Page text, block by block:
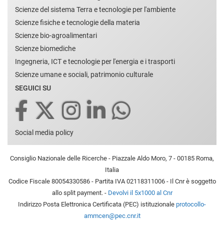
Scienze del sistema Terra e tecnologie per l'ambiente
Scienze fisiche e tecnologie della materia
Scienze bio-agroalimentari
Scienze biomediche
Ingegneria, ICT e tecnologie per l'energia e i trasporti
Scienze umane e sociali, patrimonio culturale
SEGUICI SU
Social media policy
Consiglio Nazionale delle Ricerche - Piazzale Aldo Moro, 7 - 00185 Roma,
Italia
Codice Fiscale 80054330586 - Partita IVA 02118311006 - Il Cnr è soggetto
allo split payment. - Devolvi il 5x1000 al Cnr
Indirizzo Posta Elettronica Certificata (PEC) istituzionale protocollo-
ammcen@pec.cnr.it